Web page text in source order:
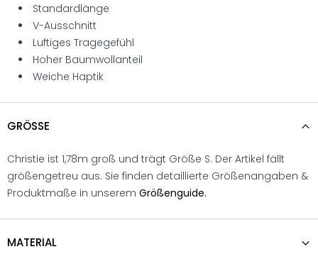
Standardlänge
V-Ausschnitt
Luftiges Tragegefühl
Hoher Baumwollanteil
Weiche Haptik
GRÖSSE
Christie ist 1,78m groß und trägt Größe S. Der Artikel fällt
größengetreu aus. Sie finden detaillierte Größenangaben &
Produktmaße in unserem Größenguide.
MATERIAL